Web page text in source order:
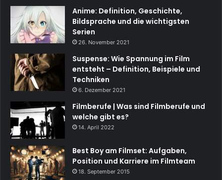
Anime: Definition, Geschichte,
Bildsprache und die wichtigsten
Serien
26. November 2021
Suspense: Wie Spannung im Film
entsteht – Definition, Beispiele und
Techniken
6. Dezember 2021
Filmberufe | Was sind Filmberufe und
welche gibt es?
14. April 2022
Best Boy am Filmset: Aufgaben,
Position und Karriere im Filmteam
18. September 2015